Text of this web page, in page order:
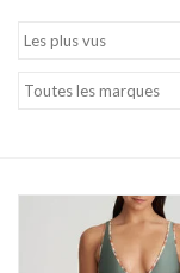
Homewear
Lingerie-accessoires